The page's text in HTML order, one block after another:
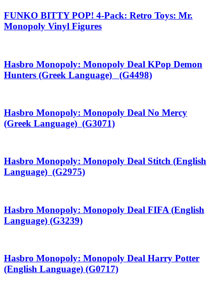
FUNKO BITTY POP! 4-Pack: Retro Toys: Mr.
Monopoly Vinyl Figures
Hasbro Monopoly: Monopoly Deal KPop Demon
Hunters (Greek Language) (G4498)
Hasbro Monopoly: Monopoly Deal No Mercy
(Greek Language) (G3071)
Hasbro Monopoly: Monopoly Deal Stitch (English
Language) (G2975)
Hasbro Monopoly: Monopoly Deal FIFA (English
Language) (G3239)
Hasbro Monopoly: Monopoly Deal Harry Potter
(English Language) (G0717)